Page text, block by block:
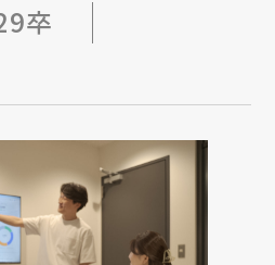
卒